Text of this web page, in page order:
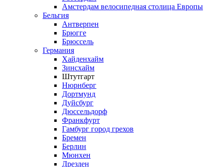
Амстердам велосипедная столица Европы
Бельгия
Антверпен
Брюгге
Брюссель
Германия
Хайденхайм
Зинсхайм
Штутгарт
Нюрнберг
Дортмунд
Дуйсбург
Дюссельдорф
Франкфурт
Гамбург город грехов
Бремен
Берлин
Мюнхен
Дрезден